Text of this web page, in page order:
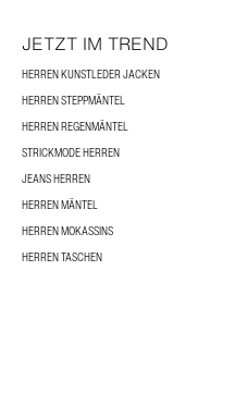
JETZT IM TREND
HERREN KUNSTLEDER JACKEN
HERREN STEPPMÄNTEL
HERREN REGENMÄNTEL
STRICKMODE HERREN
JEANS HERREN
HERREN MÄNTEL
HERREN MOKASSINS
HERREN TASCHEN